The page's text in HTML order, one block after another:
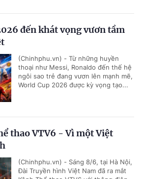
đến khát vọng vươn tầm
(Chinhphu.vn) - Từ những huyền
thoại như Messi, Ronaldo đến thế hệ
ngôi sao trẻ đang vươn lên mạnh mẽ,
World Cup 2026 được kỳ vọng tạo...
thao VTV6 - Vì một Việt
(Chinhphu.vn) - Sáng 8/6, tại Hà Nội,
Đài Truyền hình Việt Nam đã ra mắt